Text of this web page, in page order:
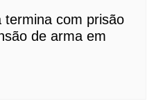
termina com prisão
de arma em